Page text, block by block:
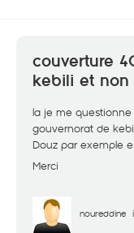
couverture
kebili et
la je me
gouvernorat de
Douz par exemple
Merci
noureddine